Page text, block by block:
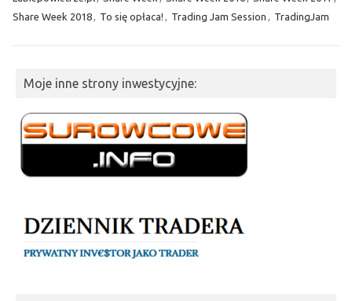
Share Week 2018, To się opłaca! , Trading Jam Session , TradingJam
Moje inne strony inwestycyjne: